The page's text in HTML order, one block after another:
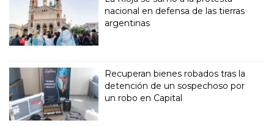
nacional en defensa de las tierras
argentinas
Recuperan bienes robados tras la
detención de un sospechoso por
un robo en Capital